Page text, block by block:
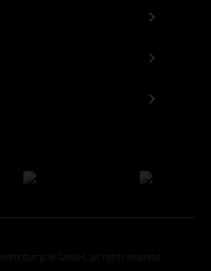
GmbH, all rights reserved